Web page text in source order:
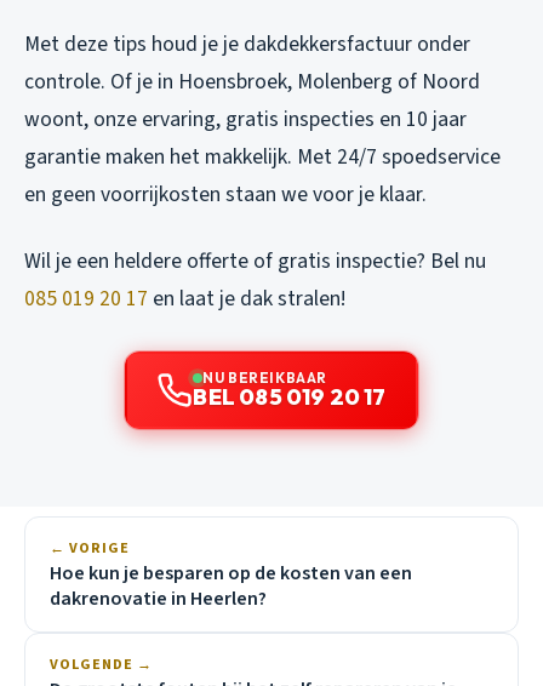
Met deze tips houd je je dakdekkersfactuur onder
controle. Of je in Hoensbroek, Molenberg of Noord
woont, onze ervaring, gratis inspecties en 10 jaar
garantie maken het makkelijk. Met 24/7 spoedservice
en geen voorrijkosten staan we voor je klaar.
Wil je een heldere offerte of gratis inspectie? Bel nu
085 019 20 17 en laat je dak stralen!
NU BEREIKBAAR
BEL 085 019 20 17
← VORIGE
Hoe kun je besparen op de kosten van een
dakrenovatie in Heerlen?
VOLGENDE →